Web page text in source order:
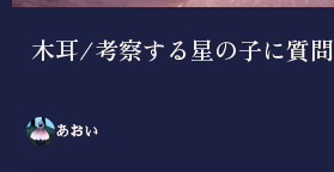
木耳/考察する星の子に質問
あおい